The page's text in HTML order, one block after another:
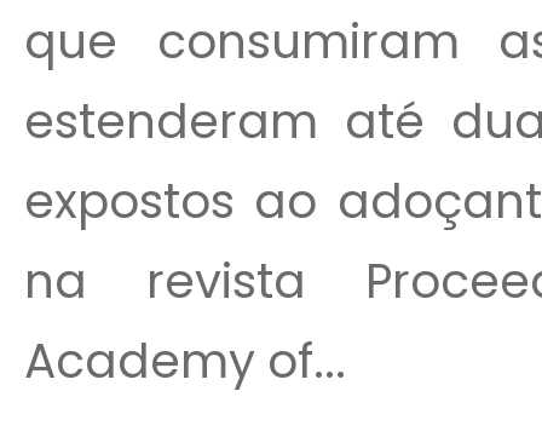
que consumiram
estenderam até
expostos ao
na revista
Academy of...